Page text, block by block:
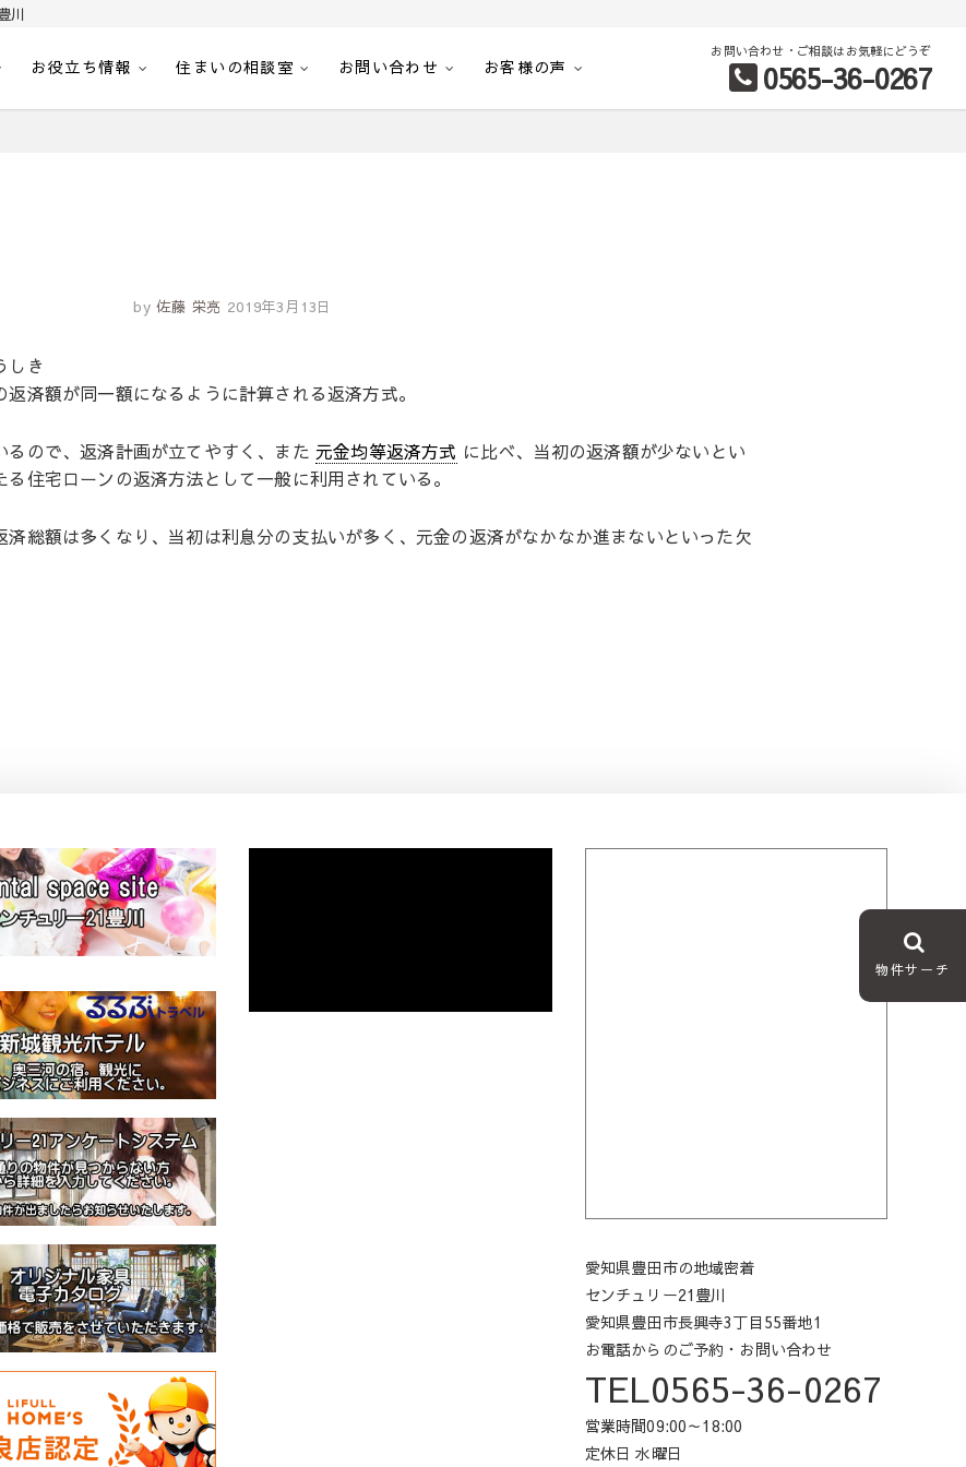
川
ンチュリー21豊川
お役立ち情報 住まいの相談室 お問い合わせ お客様の声
お問い合わせ・ご相談はお気軽にどうぞ
0565-36-0267
by 佐藤 栄亮 2019年3月13日
しき
済額が同一額になるように計算される返済方式。
ので、返済計画が立てやすく、また 元金均等返済方式 に比べ、当初の返済額が少ないとい
住宅ローンの返済方法として一般に利用されている。
総額は多くなり、当初は利息分の支払いが多く、元金の返済がなかなか進まないといった欠
物件サーチ
愛知県豊田市の地域密着
センチュリー21豊川
愛知県豊田市長興寺3丁目55番地1
お電話からのご予約・お問い合わせ
TEL0565-36-0267
営業時間09:00～18:00
定休日 水曜日